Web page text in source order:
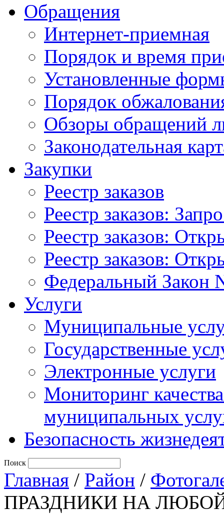
Обращения
Интернет-приемная
Порядок и время
Установленные
Порядок
Обзоры обращений
Законодательная
Закупки
Реестр заказов
Реестр заказов:
Реестр заказов:
Реестр заказов:
Федеральный Закон
Услуги
Муниципальные
Государственные
Электронные услуги
Мониторинг
муниципальных
Безопасность
Поиск
Главная / Район /
ПРАЗДНИКИ НА ЛЮБОЙ